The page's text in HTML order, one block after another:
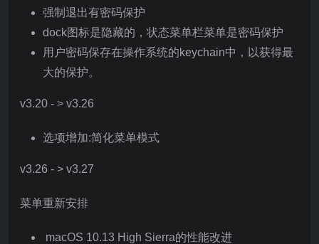
强制退出有密码保护
dock图标是隐藏的，状态菜单栏菜单是密码保护
用户密码保存在操作系统的keychain中，以获得最
大的保护。
v3.20 - > v3.26
选项增加:简化菜单模式
v3.26 - > v3.27
菜单重新安排
macOS 10.13 High Sierra的性能改进